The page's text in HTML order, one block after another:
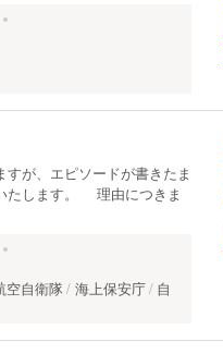
すが、エピソードが書きたま
たします。 理由につきま
空自衛隊 海上保安庁
自